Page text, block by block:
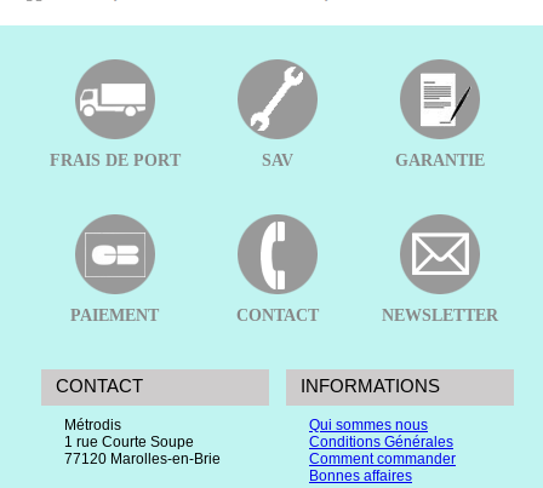
FRAIS DE PORT SAV GARANTIE
PAIEMENT CONTACT NEWSLETTER
CONTACT
Métrodis
1 rue Courte Soupe
77120 Marolles-en-Brie
INFORMATIONS
Qui sommes nous
Conditions Générales
Comment commander
Bonnes affaires